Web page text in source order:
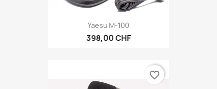
Yaesu M-100
398,00 CHF
favorite_border